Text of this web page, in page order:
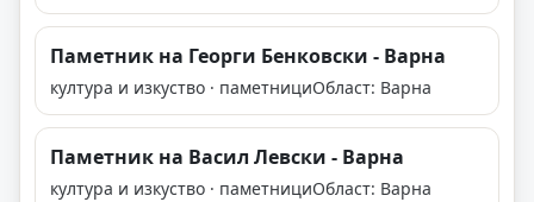
Паметник на Георги Бенковски - Варна
култура и изкуство · паметнициОбласт: Варна
Паметник на Васил Левски - Варна
култура и изкуство · паметнициОбласт: Варна